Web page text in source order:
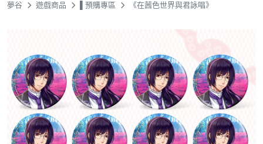
夢谷 遊戲商品 ▌預購專區 《在茜色世界與君詠唱》